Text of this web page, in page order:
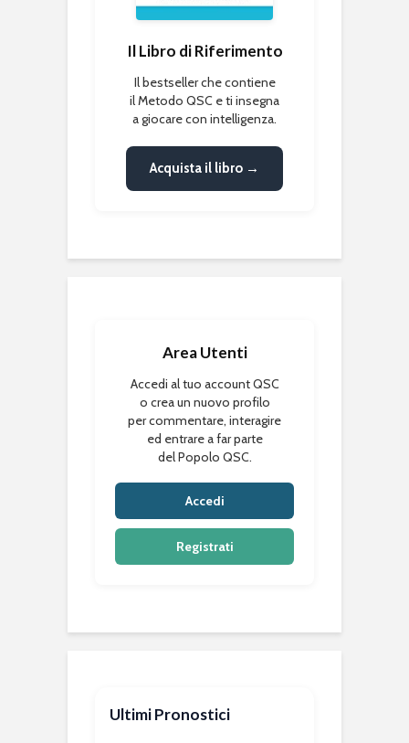
Il Libro di Riferimento
Il bestseller che contiene
il Metodo QSC e ti insegna
a giocare con intelligenza.
Acquista il libro →
Area Utenti
Accedi al tuo account QSC
o crea un nuovo profilo
per commentare, interagire
ed entrare a far parte
del Popolo QSC.
Accedi
Registrati
Ultimi Pronostici